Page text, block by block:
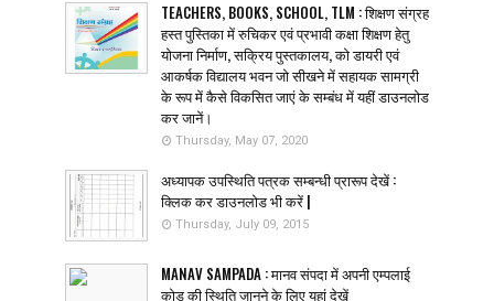
TEACHERS, BOOKS, SCHOOL, TLM : शिक्षण संग्रह
हस्त पुस्तिका में रुचिकर एवं प्रभावी कक्षा शिक्षण हेतु
योजना निर्माण, सक्रिय पुस्तकालय, को डायरी एवं
आकर्षक विद्यालय भवन जो सीखने में सहायक सामग्री
के रूप में कैसे विकसित जाएं के सम्बंध में यहीं डाउनलोड
कर जानें।
Thursday, May 07, 2020
अध्यापक उपस्थिति पत्रक सम्बन्धी प्रारूप देखें :
क्लिक कर डाउनलोड भी करें |
Thursday, July 09, 2015
MANAV SAMPADA : मानव संपदा में अपनी एम्पलाई
कोड की स्थिति जानने के लिए यहां देखें